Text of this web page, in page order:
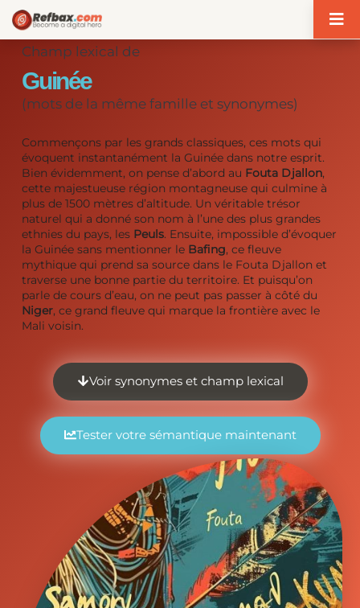
Champ lexical de
Guinée
(mots de la même famille et synonymes)
Commençons par les grands classiques, ces mots qui
évoquent instantanément la Guinée dans notre esprit.
Bien évidemment, on pense d’abord au Fouta Djallon,
cette majestueuse région montagneuse qui culmine à
plus de 1500 mètres d’altitude. Un véritable trésor
naturel qui a donné son nom à l’une des plus grandes
ethnies du pays, les Peuls. Ensuite, impossible d’évoquer
la Guinée sans mentionner le Bafing, ce fleuve
mythique qui prend sa source dans le Fouta Djallon et
traverse une bonne partie du territoire. Et puisqu’on
parle de cours d’eau, on ne peut pas passer à côté du
Niger, ce grand fleuve qui marque la frontière avec le
Mali voisin.
Voir synonymes et champ lexical
Tester votre sémantique maintenant
Panneau de gestion des cookies